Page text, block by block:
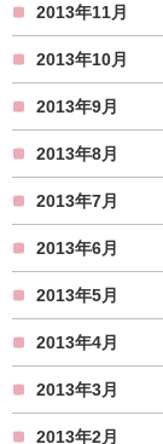
2013年11月
2013年10月
2013年9月
2013年8月
2013年7月
2013年6月
2013年5月
2013年4月
2013年3月
2013年2月